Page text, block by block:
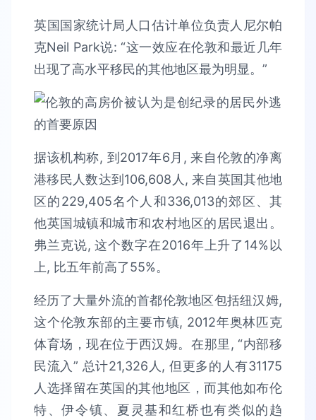
英国国家统计局人口估计单位负责人尼尔帕
克Neil Park说: “这一效应在伦敦和最近几年
出现了高水平移民的其他地区最为明显。”
据该机构称, 到2017年6月, 来自伦敦的净离
港移民人数达到106,608人, 来自英国其他地
区的229,405名个人和336,013的郊区、其
他英国城镇和城市和农村地区的居民退出。
弗兰克说, 这个数字在2016年上升了14%以
上, 比五年前高了55%。
经历了大量外流的首都伦敦地区包括纽汉姆,
这个伦敦东部的主要市镇, 2012年奥林匹克
体育场，现在位于西汉姆。在那里, “内部移
民流入” 总计21,326人, 但更多的人有31175
人选择留在英国的其他地区，而其他如布伦
特、伊令镇、夏灵基和红桥也有类似的趋